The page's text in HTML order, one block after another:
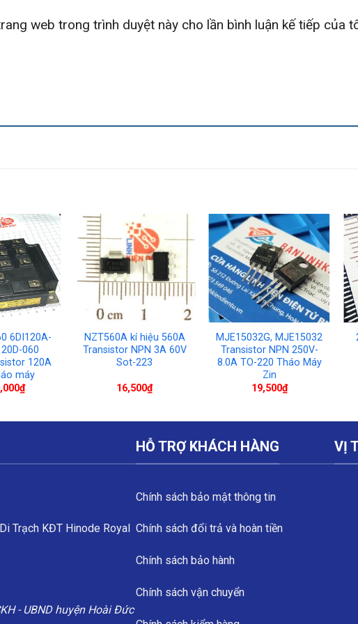
web trong trình duyệt này cho lần bình luận kế tiếp của
6DI120A-
060
120A
máy
₫
NZT560A kí hiệu 560A
Transistor NPN 3A 60V
Sot-223
16,500₫
MJE15032G, MJE15032
Transistor NPN 250V-
8.0A TO-220 Tháo Máy
Zin
19,500₫
Trạch KĐT Hinode Royal
- UBND huyện Hoài Đức
HỖ TRỢ KHÁCH HÀNG
Chính sách bảo mật thông tin
Chính sách đổi trả và hoàn tiền
Chính sách bảo hành
Chính sách vận chuyển
VỊ